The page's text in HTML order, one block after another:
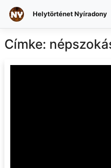
Skip
content
Helytörténet Nyíradony
Címke: